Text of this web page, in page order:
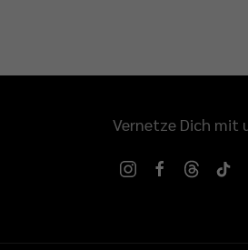
Vernetze Dich mit